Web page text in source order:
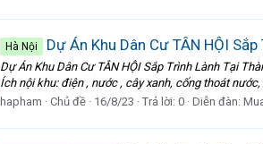
Hà Nội Dự Án Khu Dân Cư TÂN HỘI
Dự Án Khu Dân Cư TÂN HỘI Sắp Trình Lành Tại
Ích nội khu: điện , nước , cây xanh, cống thoát
hapham
Chủ đề 16/8/23 Trả lời: 0 Diễn đàn: